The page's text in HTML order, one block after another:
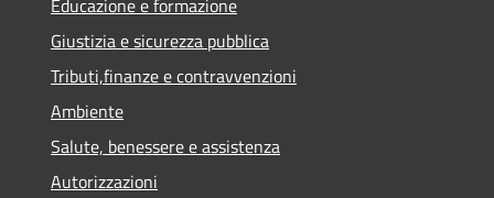
Educazione e formazione
Giustizia e sicurezza pubblica
Tributi,finanze e contravvenzioni
Ambiente
Salute, benessere e assistenza
Autorizzazioni